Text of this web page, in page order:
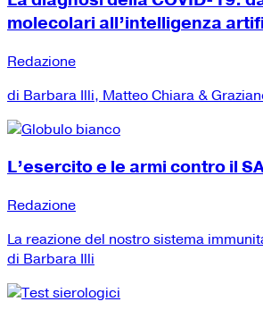
molecolari all’intelligenza
Redazione
di Barbara Illi, Matteo Chiara &
L’esercito e le armi contro il
Redazione
La reazione del nostro sistema
di Barbara Illi